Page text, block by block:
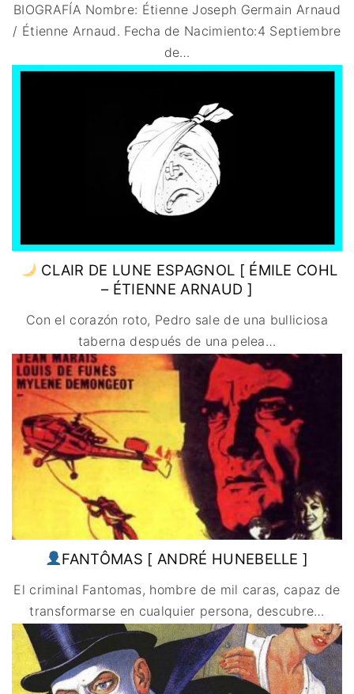
BIOGRAFÍA Nombre: Étienne Joseph Germain Arnaud
/ Étienne Arnaud. Fecha de Nacimiento:4 Septiembre
de…
CLAIR DE LUNE ESPAGNOL [ ÉMILE COHL
– ÉTIENNE ARNAUD ]
Con el corazón roto, Pedro sale de una bulliciosa
taberna después de una pelea…
FANTÔMAS [ ANDRÉ HUNEBELLE ]
El criminal Fantomas, hombre de mil caras, capaz de
transformarse en cualquier persona, descubre…